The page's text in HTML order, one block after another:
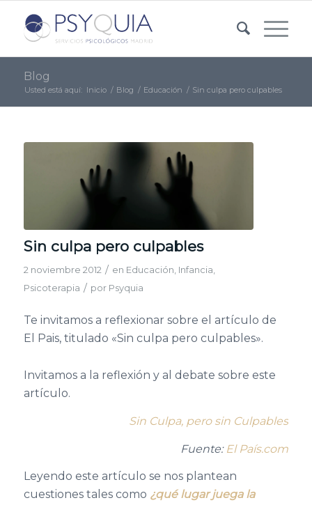
Blog
Usted está aquí: Inicio / Blog / Educación / Sin culpa pero culpables
Sin culpa pero culpables
2 noviembre 2012 / en Educación Infancia
Psicoterapia / por Psyquia
Te invitamos a reflexionar sobre el artículo de
El Pais, titulado «Sin culpa pero culpables».
Invitamos a la reflexión y al debate sobre este
artículo.
Sin Culpa, pero sin Culpables
Fuente: El País.com
Leyendo este artículo se nos plantean
cuestiones tales como ¿qué lugar juega la